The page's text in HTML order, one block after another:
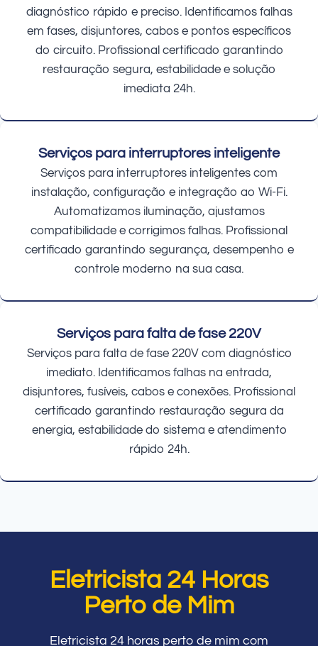
diagnóstico rápido e preciso. Identificamos falhas
em fases, disjuntores, cabos e pontos específicos
do circuito. Profissional certificado garantindo
restauração segura, estabilidade e solução
imediata 24h.
Serviços para interruptores inteligente
Serviços para interruptores inteligentes com
instalação, configuração e integração ao Wi-Fi.
Automatizamos iluminação, ajustamos
compatibilidade e corrigimos falhas. Profissional
certificado garantindo segurança, desempenho e
controle moderno na sua casa.
Serviços para falta de fase 220V
Serviços para falta de fase 220V com diagnóstico
imediato. Identificamos falhas na entrada,
disjuntores, fusíveis, cabos e conexões. Profissional
certificado garantindo restauração segura da
energia, estabilidade do sistema e atendimento
rápido 24h.
Eletricista 24 Horas
Perto de Mim
Eletricista 24 horas perto de mim com